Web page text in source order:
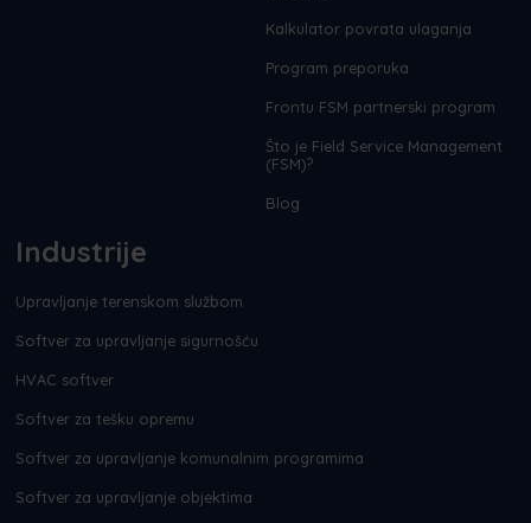
Kalkulator povrata ulaganja
Program preporuka
Frontu FSM partnerski program
Što je Field Service Management
(FSM)?
Blog
Industrije
Upravljanje terenskom službom
Softver za upravljanje sigurnošću
HVAC softver
Softver za tešku opremu
Softver za upravljanje komunalnim programima
Softver za upravljanje objektima